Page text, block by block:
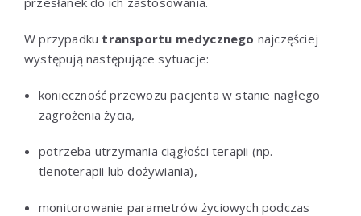
W przypadku transportu medycznego najczęściej
występują następujące sytuacje:
konieczność przewozu pacjenta w stanie nagłego
zagrożenia życia,
potrzeba utrzymania ciągłości terapii (np.
tlenoterapii lub dożywiania),
monitorowanie parametrów życiowych podczas